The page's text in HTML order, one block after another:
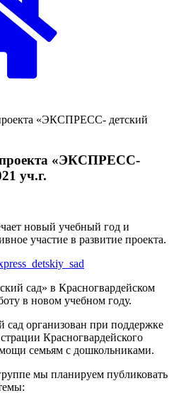
«ЭКСПРЕСС- детский
«ЭКСПРЕСС-
уч.г.
новый учебный год и
участие в развитие проекта.
сад» в Красногвардейском
в новом учебном году.
организован при поддержке
Красногвардейского
семьям с дошкольниками.
мы планируем публиковать